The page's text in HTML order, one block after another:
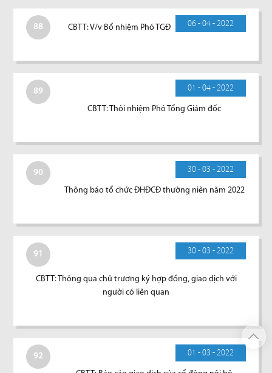
88 06 - 04 - 2022
CBTT: V/v Bổ nhiệm Phó TGĐ
89 01 - 04 - 2022
CBTT: Thôi nhiệm Phó Tổng Giám đốc
90 30 - 03 - 2022
Thông báo tổ chức ĐHĐCĐ thường niên năm 2022
91 30 - 03 - 2022
CBTT: Thông qua chủ trương ký hợp đồng, giao dịch với
người có liên quan
92 01 - 03 - 2022